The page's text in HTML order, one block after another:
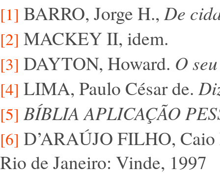
[1] BARRO, Jorge H.,De
[2] MACKEY II, idem.
[3] DAYTON, Howard. O
[4] LIMA, Paulo César de.
[5] BÍBLIA APLICAÇÃO
[6] D’ARAÚJO FILHO,
Rio de Janeiro: Vinde, 1997